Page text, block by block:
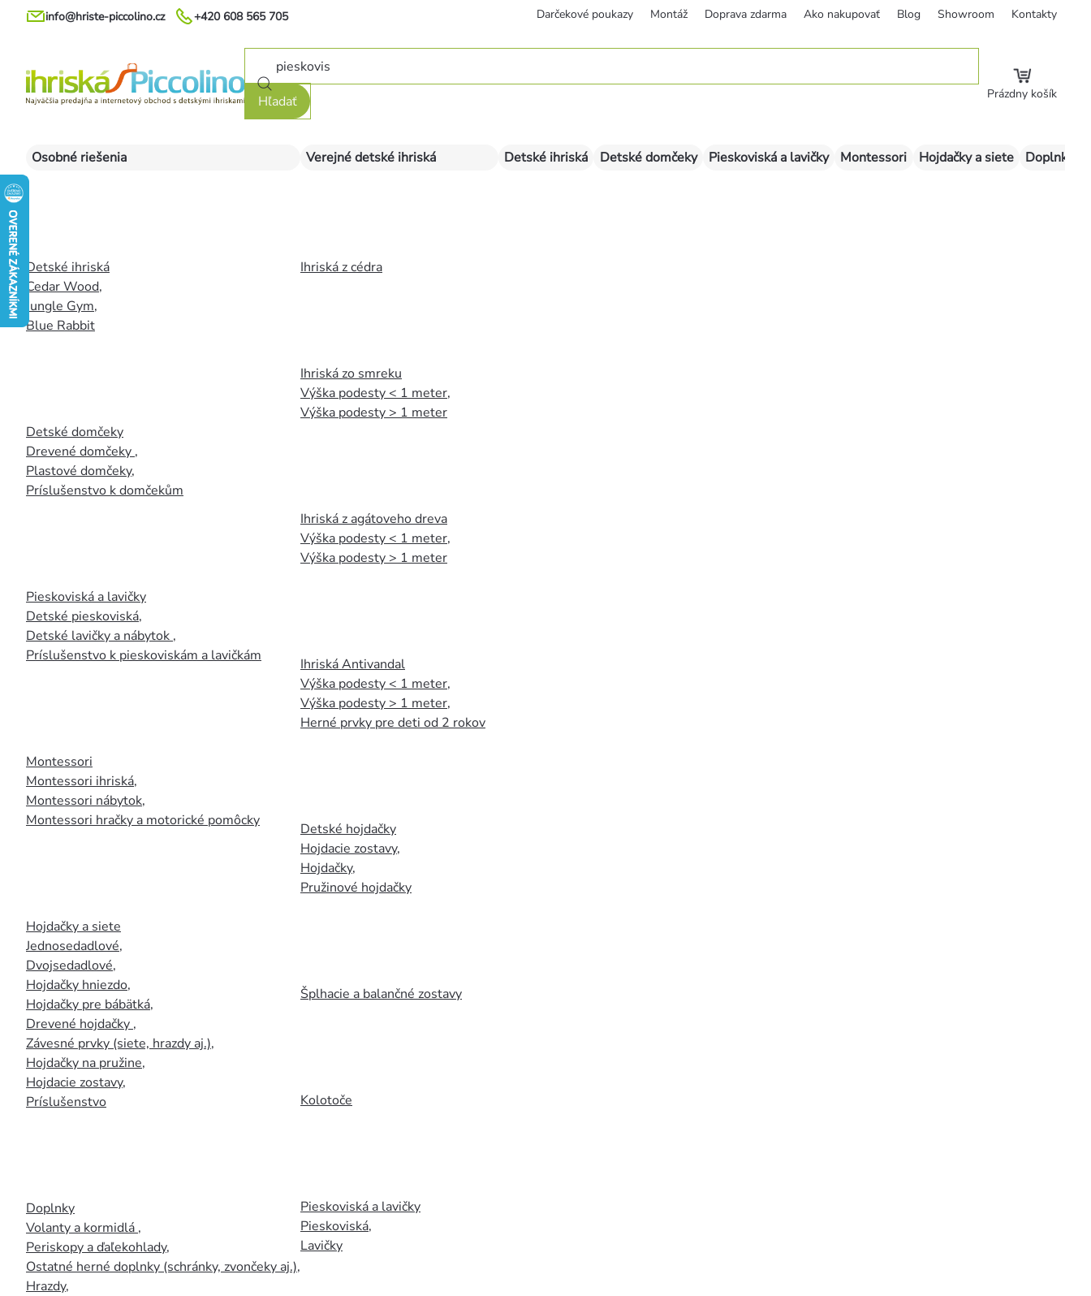
Prejsť
+420 608 565 705
info@hriste-piccolino.cz Darčekové poukazy Montáž Doprava zdarma Ako nakupovať Blog Showroom Kontakty
Hľadať Prázdny košík
Osobné riešenia
Detské ihriská
Cedar Wood,
Jungle Gym,
Blue Rabbit
Detské domčeky
Drevené domčeky ,
Plastové domčeky,
Príslušenstvo k domčekům
Pieskoviská a lavičky
Detské pieskoviská,
Detské lavičky a nábytok ,
Príslušenstvo k pieskoviskám a lavičkám
Montessori
Montessori ihriská,
Montessori nábytok,
Montessori hračky a motorické pomôcky
Hojdačky a siete
Jednosedadlové,
Dvojsedadlové,
Hojdačky hniezdo,
Hojdačky pre bábätká,
Drevené hojdačky ,
Závesné prvky (siete, hrazdy aj.),
Hojdačky na pružine,
Hojdacie zostavy,
Príslušenstvo
Doplnky
Volanty a kormidlá ,
Periskopy a ďaľekohlady,
Ostatné herné doplnky (schránky, zvončeky aj.),
Hrazdy,
Verejné detské ihriská
Ihriská z cédra
Ihriská zo smreku
Výška podesty < 1 meter,
Výška podesty > 1 meter
Ihriská z agátoveho dreva
Výška podesty < 1 meter,
Výška podesty > 1 meter
Ihriská Antivandal
Výška podesty < 1 meter,
Výška podesty > 1 meter,
Herné prvky pre deti od 2 rokov
Detské hojdačky
Hojdacie zostavy,
Hojdačky,
Pružinové hojdačky
Šplhacie a balančné zostavy
Kolotoče
Pieskoviská a lavičky
Pieskoviská,
Lavičky
Detské ihriská Detské domčeky Pieskoviská a lavičky Montessori Hojdačky a siete Doplnky